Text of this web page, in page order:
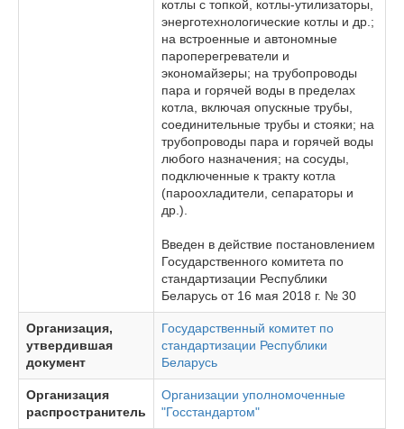
котлы с топкой, котлы-утилизаторы,
энерготехнологические котлы и др.;
на встроенные и автономные
пароперегреватели и
экономайзеры; на трубопроводы
пара и горячей воды в пределах
котла, включая опускные трубы,
соединительные трубы и стояки; на
трубопроводы пара и горячей воды
любого назначения; на сосуды,
подключенные к тракту котла
(пароохладители, сепараторы и
др.).
Введен в действие постановлением
Государственного комитета по
стандартизации Республики
Беларусь от 16 мая 2018 г. № 30
Организация,
утвердившая
документ
Государственный комитет по
стандартизации Республики
Беларусь
Организация
распространитель
Организации уполномоченные
"Госстандартом"